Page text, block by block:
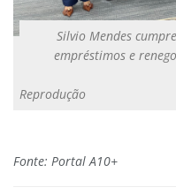
Silvio Mendes
empréstimos e
Reprodução
Fonte: Portal A10+